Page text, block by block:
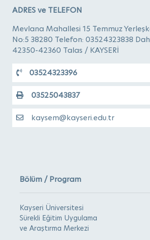
ADRES ve TELEFON
Mevlana Mahallesi 15 Temmuz
No:5 38280 Telefon: 03524323838
42350-42360 Talas / KAYSERİ
03524323396
03525043837
kaysem@kayseri.edu.tr
Bölüm / Program
Kayseri Üniversitesi
Sürekli Eğitim Uygulama
ve Araştırma Merkezi